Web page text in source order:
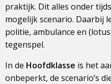
praktijk. Dit alles onder
mogelijk scenario. Daarbij
politie, ambulance en
tegenspel.
In de Hoofdklasse is het
onbeperkt, de scenario’s